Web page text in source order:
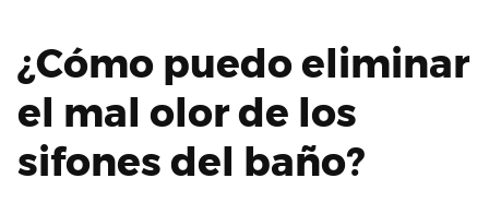
¿Cómo puedo eliminar
el mal olor de los
sifones del baño?